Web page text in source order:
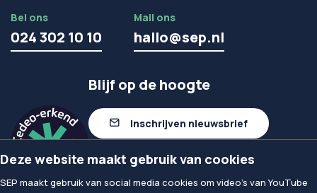
Bel ons
024 302 10 10
Mail ons
hallo@sep.nl
Blijf op de hoogte
Inschrijven nieuwsbrief
Volg ons op linkedIn
Deze website maakt gebruik van cookies
SEP maakt gebruik van social media cookies om video's van YouTube